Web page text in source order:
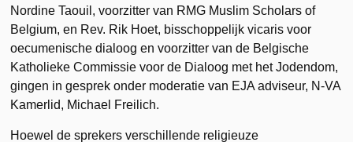
Nordine Taouil, voorzitter van RMG Muslim Scholars of
Belgium, en Rev. Rik Hoet, bisschoppelijk vicaris voor
oecumenische dialoog en voorzitter van de Belgische
Katholieke Commissie voor de Dialoog met het Jodendom,
gingen in gesprek onder moderatie van EJA adviseur, N-VA
Kamerlid, Michael Freilich.
Hoewel de sprekers verschillende religieuze